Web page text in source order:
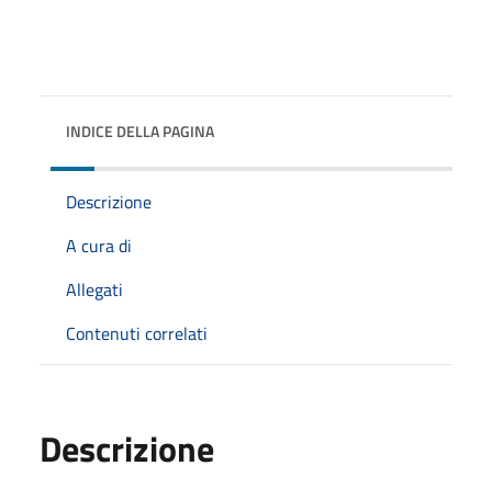
INDICE DELLA PAGINA
Descrizione
A cura di
Allegati
Contenuti correlati
Descrizione